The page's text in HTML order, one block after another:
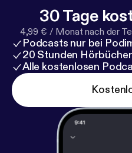
30 Tage
4,99 € / Monat nach der
Podcasts nur bei
20 Stunden
Alle kostenlosen